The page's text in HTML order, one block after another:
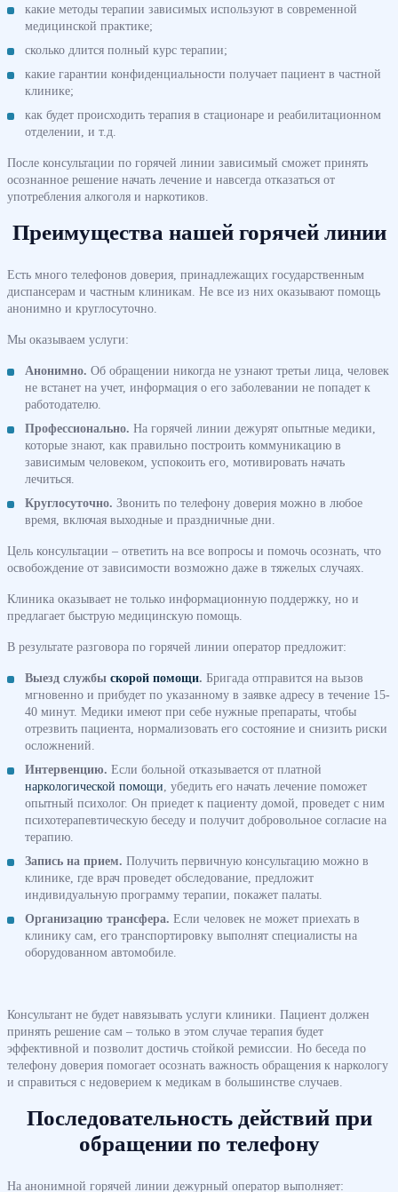
какие методы терапии зависимых используют в современной
медицинской практике;
сколько длится полный курс терапии;
какие гарантии конфиденциальности получает пациент в частной
клинике;
как будет происходить терапия в стационаре и реабилитационном
отделении, и т.д.
После консультации по горячей линии зависимый сможет принять
осознанное решение начать лечение и навсегда отказаться от
употребления алкоголя и наркотиков.
Преимущества нашей горячей линии
Есть много телефонов доверия, принадлежащих государственным
диспансерам и частным клиникам. Не все из них оказывают помощь
анонимно и круглосуточно.
Мы оказываем услуги:
Анонимно. Об обращении никогда не узнают третьи лица, человек
не встанет на учет, информация о его заболевании не попадет к
работодателю.
Профессионально. На горячей линии дежурят опытные медики,
которые знают, как правильно построить коммуникацию в
зависимым человеком, успокоить его, мотивировать начать
лечиться.
Круглосуточно. Звонить по телефону доверия можно в любое
время, включая выходные и праздничные дни.
Цель консультации – ответить на все вопросы и помочь осознать, что
освобождение от зависимости возможно даже в тяжелых случаях.
Клиника оказывает не только информационную поддержку, но и
предлагает быструю медицинскую помощь.
В результате разговора по горячей линии оператор предложит:
Выезд службы скорой помощи. Бригада отправится на вызов
мгновенно и прибудет по указанному в заявке адресу в течение 15-
40 минут. Медики имеют при себе нужные препараты, чтобы
отрезвить пациента, нормализовать его состояние и снизить риски
осложнений.
Интервенцию. Если больной отказывается от платной
наркологической помощи , убедить его начать лечение поможет
опытный психолог. Он приедет к пациенту домой, проведет с ним
психотерапевтическую беседу и получит добровольное согласие на
терапию.
Запись на прием. Получить первичную консультацию можно в
клинике, где врач проведет обследование, предложит
индивидуальную программу терапии, покажет палаты.
Организацию трансфера. Если человек не может приехать в
клинику сам, его транспортировку выполнят специалисты на
оборудованном автомобиле.
Консультант не будет навязывать услуги клиники. Пациент должен
принять решение сам – только в этом случае терапия будет
эффективной и позволит достичь стойкой ремиссии. Но беседа по
телефону доверия помогает осознать важность обращения к наркологу
и справиться с недоверием к медикам в большинстве случаев.
Последовательность действий при
обращении по телефону
На анонимной горячей линии дежурный оператор выполняет: